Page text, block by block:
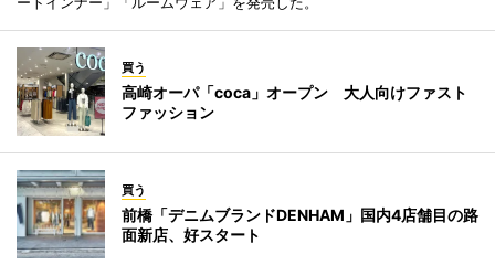
買う
高崎オーパ「coca」オープン 大人向けファスト
ファッション
買う
前橋「デニムブランドDENHAM」国内4店舗目の路
面新店、好スタート